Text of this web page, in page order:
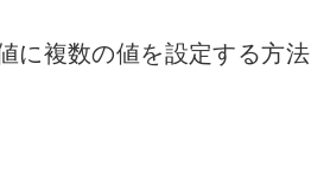
に複数の値を設定する方法